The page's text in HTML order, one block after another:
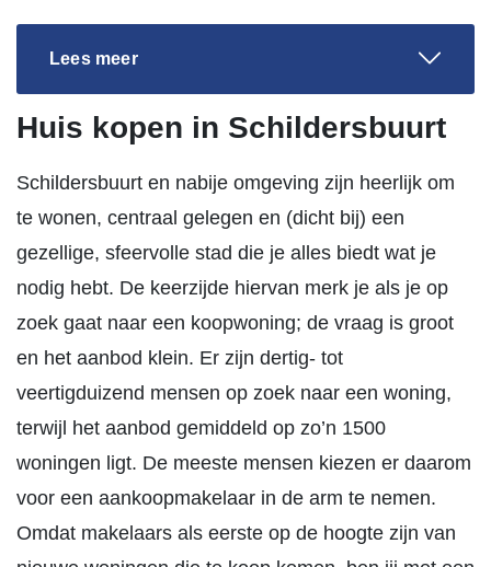
Lees meer
Huis kopen in Schildersbuurt
Schildersbuurt en nabije omgeving zijn heerlijk om
te wonen, centraal gelegen en (dicht bij) een
gezellige, sfeervolle stad die je alles biedt wat je
nodig hebt. De keerzijde hiervan merk je als je op
zoek gaat naar een koopwoning; de vraag is groot
en het aanbod klein. Er zijn dertig- tot
veertigduizend mensen op zoek naar een woning,
terwijl het aanbod gemiddeld op zo’n 1500
woningen ligt. De meeste mensen kiezen er daarom
voor een aankoopmakelaar in de arm te nemen.
Omdat makelaars als eerste op de hoogte zijn van